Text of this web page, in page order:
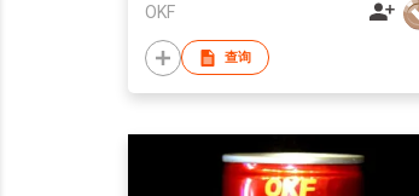
OKF
查询